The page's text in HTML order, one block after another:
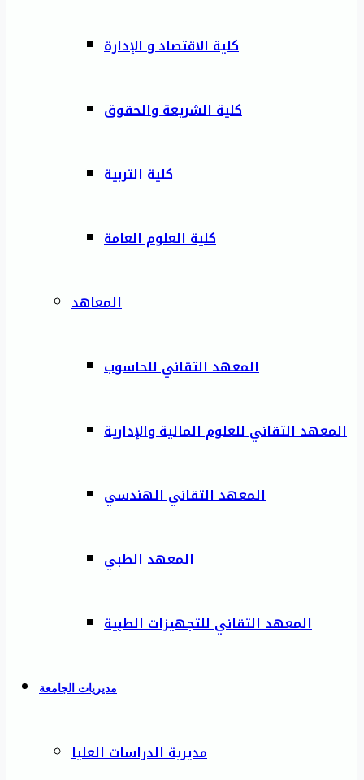
كلية الاقتصاد و الإدارة
كلية الشريعة والحقوق
كلية التربية
كلية العلوم العامة
المعاهد
المعهد التقاني للحاسوب
المعهد التقاني للعلوم المالية والإدارية
المعهد التقاني الهندسي
المعهد الطبي
المعهد التقاني للتجهيزات الطبية
مديريات الجامعة
مديرية الدراسات العليا